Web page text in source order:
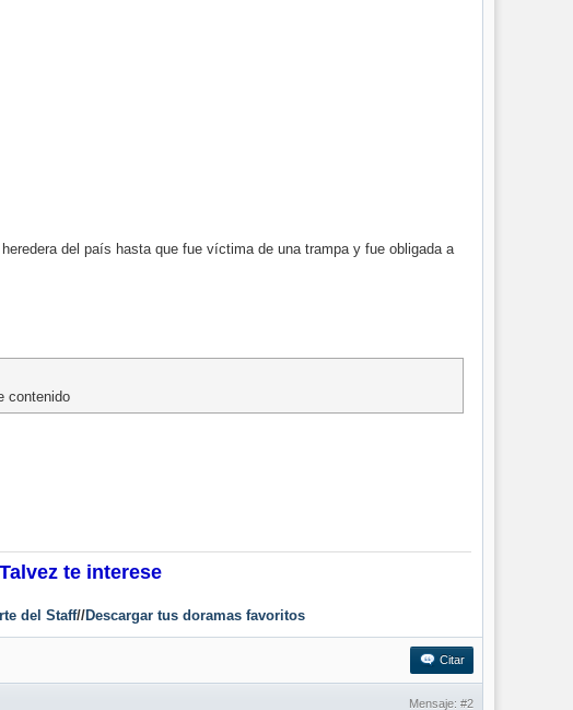
del país hasta que fue víctima de una trampa y fue obligada a
contenido
te interese
del Staff//Descargar tus doramas favoritos
Citar
Mensaje: #2